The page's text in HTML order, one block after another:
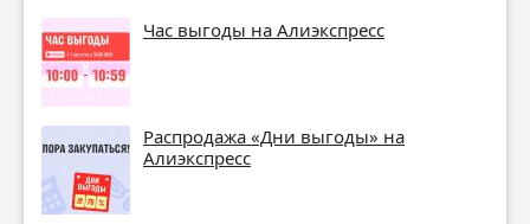
Час выгоды на Алиэкспресс
Распродажа «Дни выгоды» на
Алиэкспресс